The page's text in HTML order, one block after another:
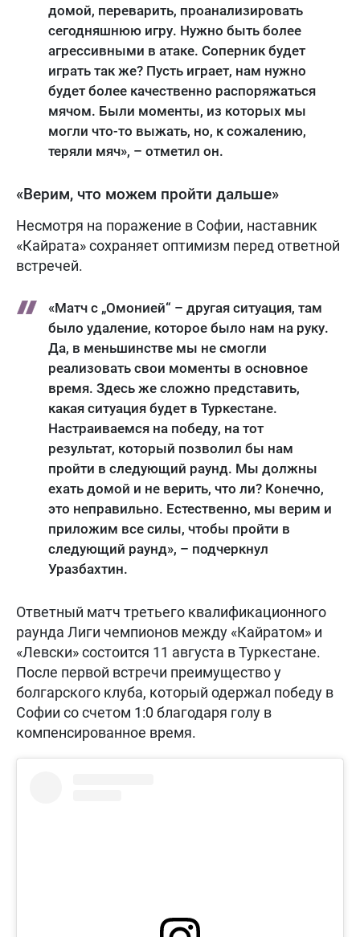
домой, переварить, проанализировать
сегодняшнюю игру. Нужно быть более
агрессивными в атаке. Соперник будет
играть так же? Пусть играет, нам нужно
будет более качественно распоряжаться
мячом. Были моменты, из которых мы
могли что-то выжать, но, к сожалению,
теряли мяч», – отметил он.
«Верим, что можем пройти дальше»
Несмотря на поражение в Софии, наставник
«Кайрата» сохраняет оптимизм перед ответной
встречей.
«Матч с „Омонией“ – другая ситуация, там
было удаление, которое было нам на руку.
Да, в меньшинстве мы не смогли
реализовать свои моменты в основное
время. Здесь же сложно представить,
какая ситуация будет в Туркестане.
Настраиваемся на победу, на тот
результат, который позволил бы нам
пройти в следующий раунд. Мы должны
ехать домой и не верить, что ли? Конечно,
это неправильно. Естественно, мы верим и
приложим все силы, чтобы пройти в
следующий раунд», – подчеркнул
Уразбахтин.
Ответный матч третьего квалификационного
раунда Лиги чемпионов между «Кайратом» и
«Левски» состоится 11 августа в Туркестане.
После первой встречи преимущество у
болгарского клуба, который одержал победу в
Софии со счетом 1:0 благодаря голу в
компенсированное время.